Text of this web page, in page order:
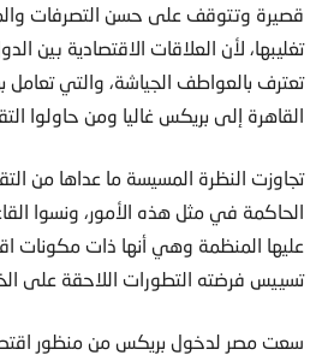
قصيرة وتتوقف على حسن التصرفات
تغليبها، لأن العلاقات الاقتصادية بين
تعترف بالعواطف الجياشة، والتي تعامل
القاهرة إلى بريكس غاليا ومن حاولوا
تجاوزت النظرة المسيسة ما عداها من
الحاكمة في مثل هذه الأمور، ونسوا
عليها المنظمة وهي أنها ذات مكونات
تسييس فرضته التطورات اللاحقة على
سعت مصر لدخول بريكس من منظور